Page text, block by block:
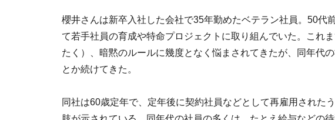
櫻井さんは新卒入社した会社で35年勤めたベテラン社員。50代
て若手社員の育成や特命プロジェクトに取り組んでいた。これ
たく）、暗黙のルールに幾度となく悩まされてきたが、同年代
とか続けてきた。
同社は60歳定年で、定年後に契約社員などとして再雇用された